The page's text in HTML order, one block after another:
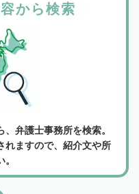
から検索
弁護士事務所を検索。
れますので、紹介文や所